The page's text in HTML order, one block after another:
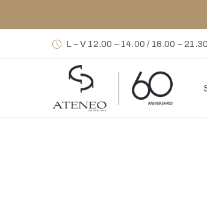
L – V 12.00 – 14.00 / 18.00 – 21.30